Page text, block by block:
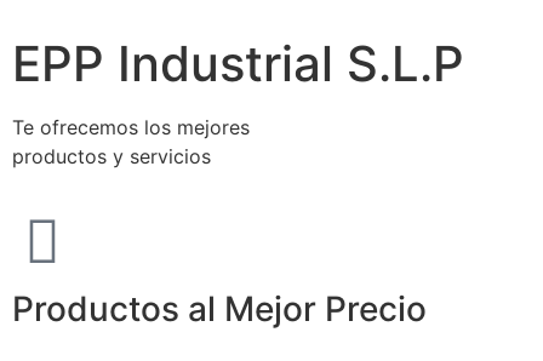
EPP Industrial S.L.P
Te ofrecemos los mejores
productos y servicios
Productos al Mejor Precio